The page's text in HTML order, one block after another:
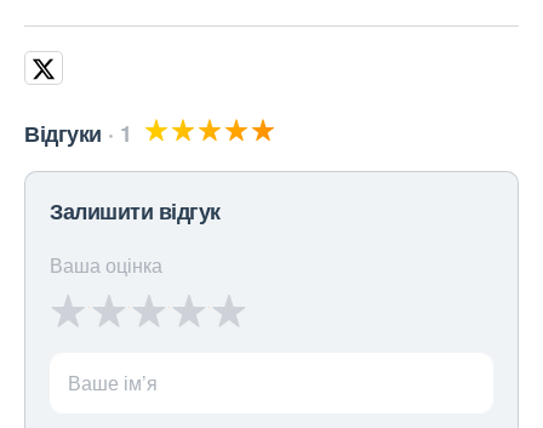
Відгуки 1
Залишити відгук
Ваша оцінка
Ваше ім’я